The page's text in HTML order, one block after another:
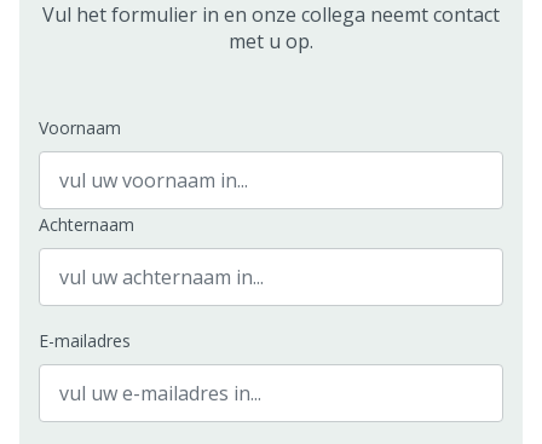
Vul het formulier in en onze collega neemt contact
met u op.
Voornaam
Achternaam
E-mailadres